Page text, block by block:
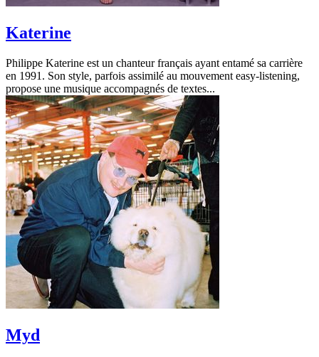
Katerine
Philippe Katerine est un chanteur français ayant entamé sa carrière
en 1991. Son style, parfois assimilé au mouvement easy-listening,
propose une musique accompagnés de textes...
Myd